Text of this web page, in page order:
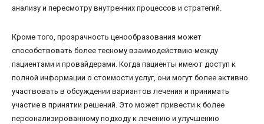
анализу и пересмотру внутренних процессов и стратегий.
Кроме того, прозрачность ценообразования может
способствовать более тесному взаимодействию между
пациентами и провайдерами. Когда пациенты имеют доступ к
полной информации о стоимости услуг, они могут более активно
участвовать в обсуждении вариантов лечения и принимать
участие в принятии решений. Это может привести к более
персонализированному подходу к лечению и улучшению